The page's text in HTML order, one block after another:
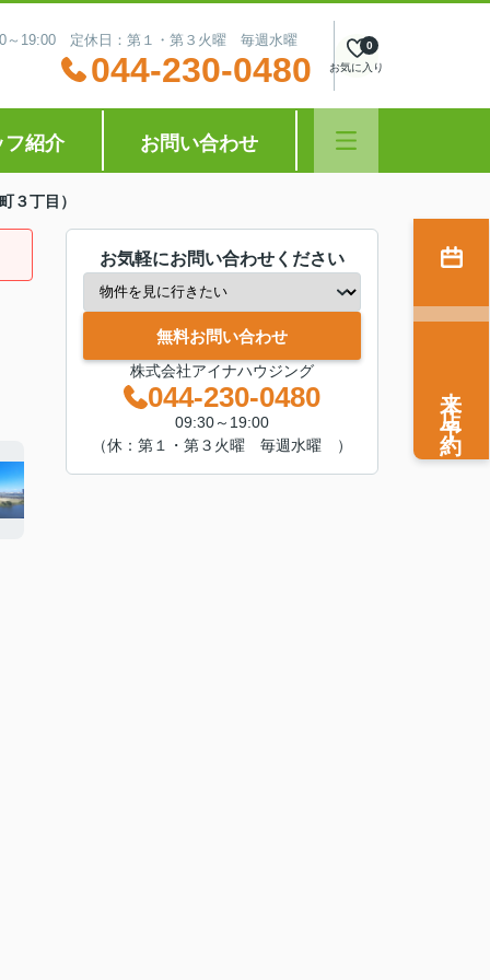
～19:00 定休日：第１・第３火曜 毎週水曜
044-230-0480 お気に入り
0
フ紹介 お問い合わせ
３丁目）
お気軽にお問い合わせください
無料お問い合わせ
株式会社アイナハウジング
044-230-0480
09:30～19:00
（休：第１・第３火曜 毎週水曜 ）
来店予約